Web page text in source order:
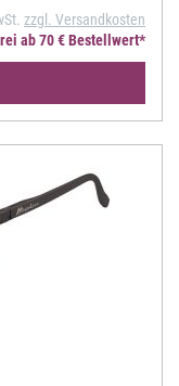
zzgl. Versandkosten
ab 70 € Bestellwert*